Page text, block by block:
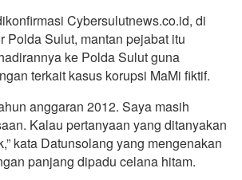
Cybersulutnews.co.id, di
Polda Sulut, mantan pejabat itu
ke Polda Sulut guna
terkait kasus korupsi MaMi fiktif.
anggaran 2012. Saya masih
Kalau pertanyaan yang ditanyakan
kata Datunsolang yang mengenakan
panjang dipadu celana hitam.